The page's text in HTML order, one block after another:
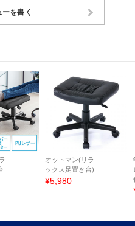
ーを書く
オットマン(リラ
ックス足置き台)
¥5,980